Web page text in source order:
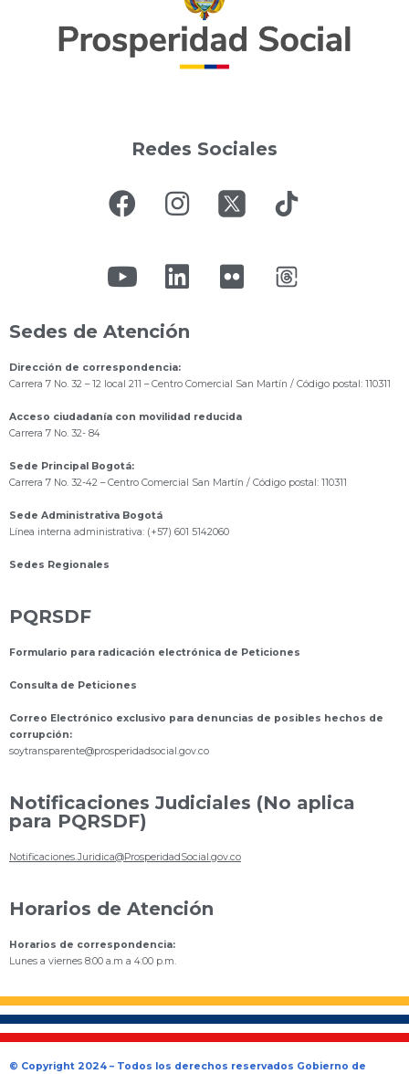
Redes Sociales
Sedes de Atención
Dirección de correspondencia:
Carrera 7 No. 32 – 12 local 211 – Centro Comercial San Martín / Código postal: 110311
Acceso ciudadanía con movilidad reducida
Carrera 7 No. 32- 84
Sede Principal Bogotá:
Carrera 7 No. 32-42 – Centro Comercial San Martín / Código postal: 110311
Sede Administrativa Bogotá
Línea interna administrativa: (+57) 601 5142060
Sedes Regionales
PQRSDF
Formulario para radicación electrónica de Peticiones
Consulta de Peticiones
Correo Electrónico exclusivo para denuncias de posibles hechos de
corrupción:
soytransparente@prosperidadsocial.gov.co
Notificaciones Judiciales (No aplica
para PQRSDF)
Notificaciones.Juridica@ProsperidadSocial.gov.co
Horarios de Atención
Horarios de correspondencia:
Lunes a viernes 8:00 a.m a 4:00 p.m.
© Copyright 2024 – Todos los derechos reservados Gobierno de